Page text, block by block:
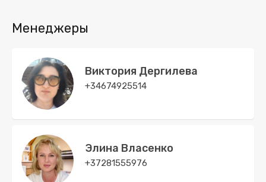
Менеджеры
Виктория Дергилева
+34674925514
Элина Власенко
+37281555976